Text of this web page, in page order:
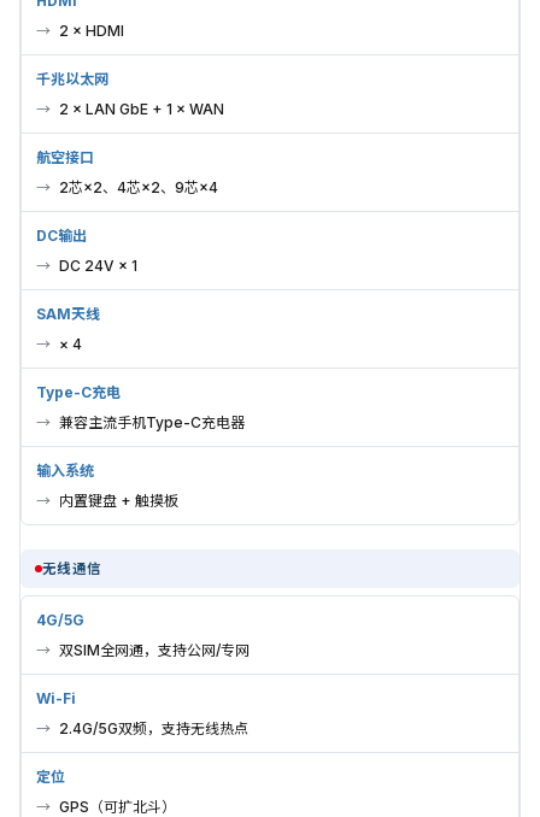
2 × HDMI
千兆以太网
2 × LAN GbE + 1 × WAN
航空接口
2芯×2、4芯×2、9芯×4
DC输出
DC 24V × 1
SAM天线
× 4
Type-C充电
兼容主流手机Type-C充电器
输入系统
内置键盘 + 触摸板
无线通信
4G/5G
双SIM全网通，支持公网/专网
Wi-Fi
2.4G/5G双频，支持无线热点
定位
GPS（可扩北斗）